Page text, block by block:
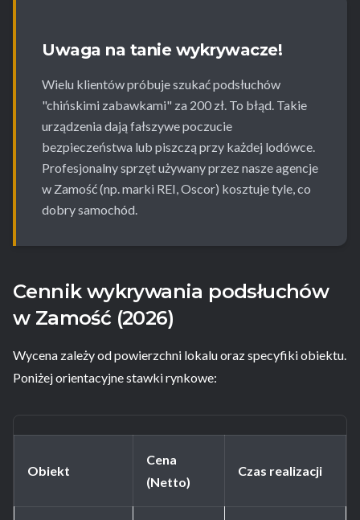
Uwaga na tanie wykrywacze!
Wielu klientów próbuje szukać podsłuchów
"chińskimi zabawkami" za 200 zł. To błąd. Takie
urządzenia dają fałszywe poczucie
bezpieczeństwa lub piszczą przy każdej lodówce.
Profesjonalny sprzęt używany przez nasze agencje
w Zamość (np. marki REI, Oscor) kosztuje tyle, co
dobry samochód.
Cennik wykrywania podsłuchów
w Zamość (2026)
Wycena zależy od powierzchni lokalu oraz specyfiki obiektu.
Poniżej orientacyjne stawki rynkowe:
Obiekt
Cena
(Netto)
Czas realizacji